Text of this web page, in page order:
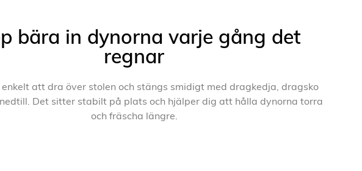
bära in dynorna varje gång det
regnar
att dra över stolen och stängs smidigt med dragkedja, dragsko
Det sitter stabilt på plats och hjälper dig att hålla dynorna torra
och fräscha längre.